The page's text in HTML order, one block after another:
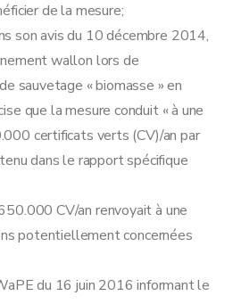
de la mesure;
son avis du 10 décembre 2014,
wallon lors de
sauvetage « biomasse » en
que la mesure conduit « à une
certificats verts (CV)/an par
dans le rapport spécifique
CV/an renvoyait à une
potentiellement concernées
du 16 juin 2016 informant le